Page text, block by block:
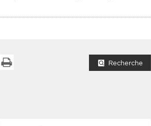
Recherche